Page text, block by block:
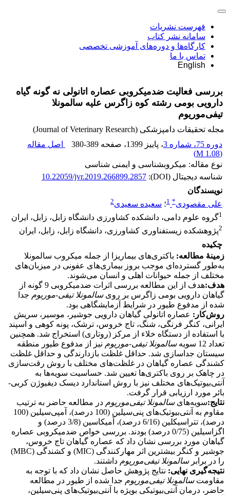
فهرست نشریات
سامانه نشر کتاب
کارگاه‌ها و دوره‌های آموزشی تخصصی
تماس با ما
English
بررسی فعالیت ضدمیکروبی عصاره اتانولی نه گونه گیاه
دارویی بومی رشته کوه زاگرس علیه سالمونلا
تیفی‌موریوم
مجله تحقیقات دامپزشکی (Journal of Veterinary Research)
دوره 75، شماره 3
، پاییز 1399 ، صفحه 380-389
اصل مقاله
(
1.08 M
)
نوع مقاله: میکروبشناسی و ایمنی شناسی
شناسه دیجیتال (DOI):
10.22059/jvr.2019.266899.2857
نویسندگان
علی مقصودی*
1؛ سعیده سعیدی2
1گروه علوم دامی، دانشکده کشاورزی دانشگاه زابل، زابل، ایران
2پژوهشکده زیستفناوری کشاورزی، دانشگاه زابل، زابل، ایران
چکیده
زمینۀ مطالعه: باکتریهای بیماریزا از جمله میکروب سالمونلا
به‌طور گسترده ای موجب بروز بیماریهای عفونی در میزبانهای
مختلف از جمله حیوانات اهلی و انسان میشوند.
هدف:
هدف از این مطالعه بررسی اثرات ضدمیکروبی 9 گونه از
گیاهان دارویی بومی زاگرس بر رویسالمونلا تیفی-موریوم جدا
شده از مدفوع طیور در شرایط آزمایشگاهی بود.
روش‌کار : عصاره اتانولی گیاهان دارویی جوشیر، موسیر، سریش
ایرانی، کنگر فرنگی، شنگ، تاج خروس، ترشک، پونه کوهی و اسپند
با استفاده از دستگاه خلاء از مرکز (روتاری) استخراج شد. همچنین
تعداد 12 سویه
سالمونلا تیفی-موریوم نیز از مدفوع طیور منطقه
سیستان جداسازی شد. حداقل غلظت بازدارندگی و حداقل غلظت
کشندگی عصاره گیاهان در غلظت‌های مختلف با روش رقت‌سازی
در چاهک بر روی باکتری‌ها تعیین شد. حساسیت سویه‌ها به
آنتی‌بیوتیک‌های مختلف نیز با روش استاندارد دیسک دیفیوژن کربی-
بائر مورد ارزیابی قرار گرفت.
نتایج:سویه‌هایسالمونلا تیفیموریوم در مطالعه حاضر به ترتیب
مقاوم به آنتی‌بیوتیک‌های پنی‌سیلین (100 درصد)، آمپی‌سیلین (100
درصد)، تتراسیکلین (6/16 درصد)، آمیکاسین (3/8 درصد) و
اگزاسیلین (0/75 درصد) بودند. بررسی خواص ضدمیکروبی عصاره
گیاهان مورد بررسی نشان داد که عصاره گیاهان تاج خروس،
جوشیر و کنگر بیشترین اثر مهارکنندگی (MIC) و کشندگی (MBC)
را در برابرسالمونلا تیفیموریوم داشتند.
نتیجه‌گیری نهایی: نتایج پژوهش حاصل نشان داد که با توجه به
مقاومتسالمونلا تیفیموریوم جدا شده از طیور در مطالعه
حاضر، درمان آنتی‌بیوتیکی بویژه با آنتی‌بیوتیک‌های پنی‌سیلین،